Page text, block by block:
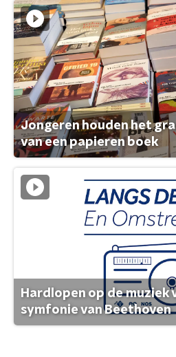
Jongeren houden het
van een papieren boek
Hardlopen op de muziek
symfonie van Beethoven